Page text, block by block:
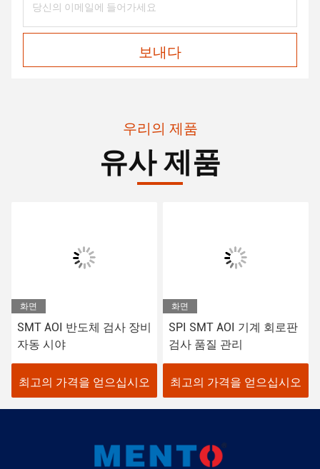
보내다
우리의 제품
유사 제품
화면
SMT AOI 반도체 검사 장비
자동 시야
최고의 가격을 얻으십시오
화면
SPI SMT AOI 기계 회로판
검사 품질 관리
최고의 가격을 얻으십시오